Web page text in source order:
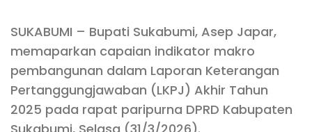
SUKABUMI – Bupati Sukabumi, Asep Japar,
memaparkan capaian indikator makro
pembangunan dalam Laporan Keterangan
Pertanggungjawaban (LKPJ) Akhir Tahun
2025 pada rapat paripurna DPRD Kabupaten